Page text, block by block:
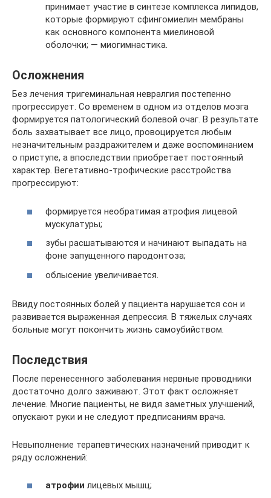
принимает участие в синтезе комплекса липидов,
которые формируют сфингомиелин мембраны
как основного компонента миелиновой
оболочки; — миогимнастика.
Осложнения
Без лечения тригеминальная невралгия постепенно
прогрессирует. Со временем в одном из отделов мозга
формируется патологический болевой очаг. В результате
боль захватывает все лицо, провоцируется любым
незначительным раздражителем и даже воспоминанием
о приступе, а впоследствии приобретает постоянный
характер. Вегетативно-трофические расстройства
прогрессируют:
формируется необратимая атрофия лицевой
мускулатуры;
зубы расшатываются и начинают выпадать на
фоне запущенного пародонтоза;
облысение увеличивается.
Ввиду постоянных болей у пациента нарушается сон и
развивается выраженная депрессия. В тяжелых случаях
больные могут покончить жизнь самоубийством.
Последствия
После перенесенного заболевания нервные проводники
достаточно долго заживают. Этот факт осложняет
лечение. Многие пациенты, не видя заметных улучшений,
опускают руки и не следуют предписаниям врача.
Невыполнение терапевтических назначений приводит к
ряду осложнений:
атрофии лицевых мышц;